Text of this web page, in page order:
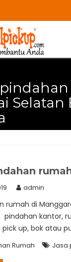
Selatan
admin
rumah di
pindahan kantor,
up, bok atau
Rumah Jasa